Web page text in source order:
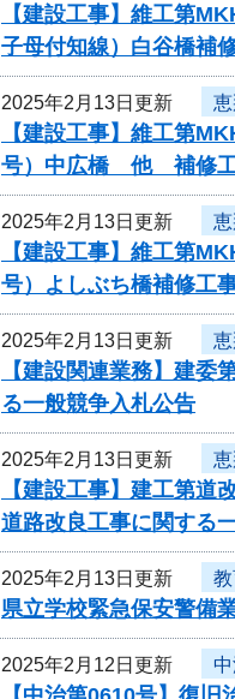
【建設工事】維工第
子母付知線）白谷橋補
2025年2月13日更新
【建設工事】維工第
号）中広橋 他 補修工
2025年2月13日更新
【建設工事】維工第
号）よしぶち橋補修工
2025年2月13日更新
【建設関連業務】建
る一般競争入札公告
2025年2月13日更新
【建設工事】建工第
道路改良工事に関する
2025年2月13日更新
県立学校緊急保安警備
2025年2月12日更新